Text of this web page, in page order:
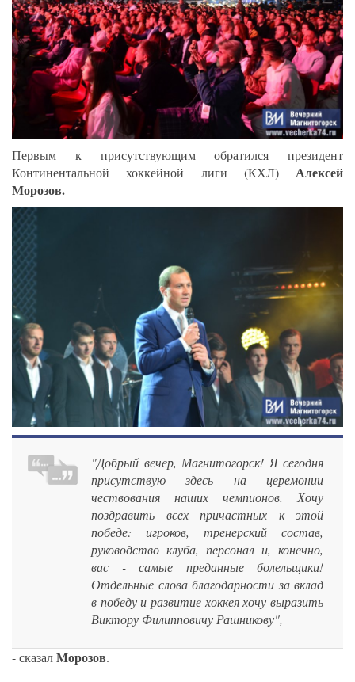
Первым к присутствующим обратился президент
Континентальной хоккейной лиги (КХЛ) Алексей
Морозов.
"Добрый вечер, Магнитогорск! Я сегодня
присутствую здесь на церемонии
чествования наших чемпионов. Хочу
поздравить всех причастных к этой
победе: игроков, тренерский состав,
руководство клуба, персонал и, конечно,
вас - самые преданные болельщики!
Отдельные слова благодарности за вклад
в победу и развитие хоккея хочу выразить
Виктору Филипповичу Рашникову",
- сказалМорозов.